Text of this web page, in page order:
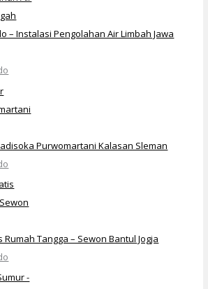
– Instalasi Pengolahan Air Limbah Jawa
Purwomartani Kalasan Sleman
Rumah Tangga – Sewon Bantul Jogja